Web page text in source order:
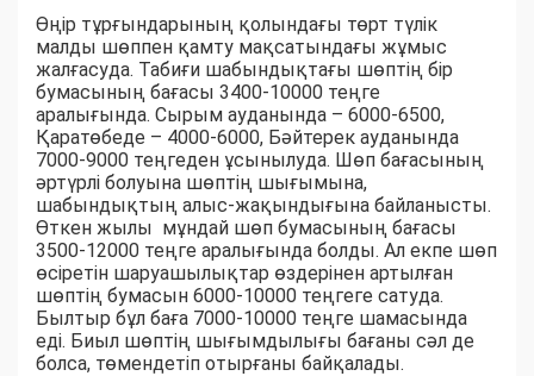
Өңір тұрғындарының қолындағы төрт түлік
малды шөппен қамту мақсатындағы жұмыс
жалғасуда. Табиғи шабындықтағы шөптің бір
бумасының бағасы 3400-10000 теңге
аралығында. Сырым ауданында – 6000-6500,
Қаратөбеде – 4000-6000, Бәйтерек ауданында
7000-9000 теңгеден ұсынылуда. Шөп бағасының
әртүрлі болуына шөптің шығымына,
шабындықтың алыс-жақындығына байланысты.
Өткен жылы мұндай шөп бумасының бағасы
3500-12000 теңге аралығында болды. Ал екпе шөп
өсіретін шаруашылықтар өздерінен артылған
шөптің бумасын 6000-10000 теңгеге сатуда.
Былтыр бұл баға 7000-10000 теңге шамасында
еді. Биыл шөптің шығымдылығы бағаны сәл де
болса, төмендетіп отырғаны байқалады.